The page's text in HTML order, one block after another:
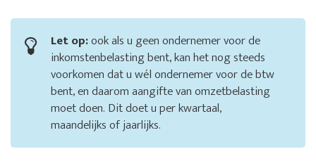
Let op:ook als u geen ondernemer voor de
inkomstenbelasting bent, kan het nog steeds
voorkomen dat u wél ondernemer voor de btw
bent, en daarom aangifte van omzetbelasting
moet doen. Dit doet u per kwartaal,
maandelijks of jaarlijks.